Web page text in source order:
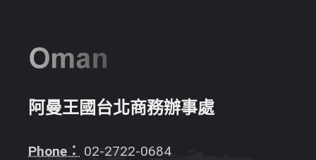
阿曼王國台北商務辦事處
Phone： 02-2722-0684